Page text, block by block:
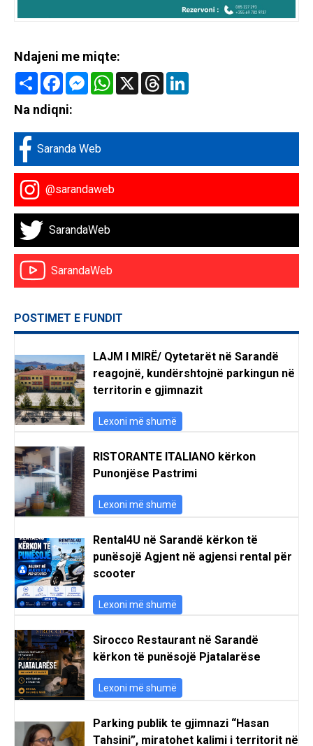
Ndajeni me miqte:
Share FacebookMessenger
WhatsApp
X Threads
Na ndiqni:
Saranda Web
@sarandaweb
SarandaWeb
SarandaWeb
POSTIMET E FUNDIT
LAJM I MIRË/ Qytetarët në Sarandë
reagojnë, kundërshtojnë parkingun në
territorin e gjimnazit
Lexoni më shumë
RISTORANTE ITALIANO kërkon
Punonjëse Pastrimi
Lexoni më shumë
Rental4U në Sarandë kërkon të
punësojë Agjent në agjensi rental për
scooter
Lexoni më shumë
Sirocco Restaurant në Sarandë
kërkon të punësojë Pjatalarëse
Lexoni më shumë
Parking publik te gjimnazi “Hasan
Tahsini”, miratohet kalimi i territorit në